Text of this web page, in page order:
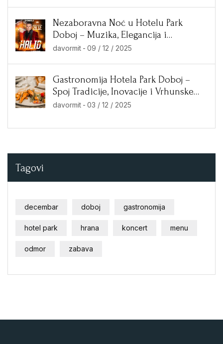
Nezaboravna Noć u Hotelu Park
Doboj – Muzika, Elegancija i
Ekskluzivne Ponude!
davormit - 09 / 12 / 2025
Gastronomija Hotela Park Doboj –
Spoj Tradicije, Inovacije i Vrhunske
Kuhinje
davormit - 03 / 12 / 2025
Tagovi
decembar doboj gastronomija
hotel park hrana koncert menu
odmor zabava